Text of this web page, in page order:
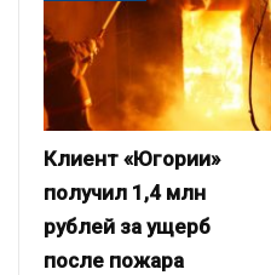
Клиент «Югории»
получил 1,4 млн
рублей за ущерб
после пожара